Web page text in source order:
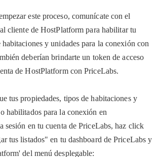
este proceso, comunícate con el
cliente de HostPlatform para habilitar tu
y unidades para la conexión con
deberían brindarte un token de acceso
de HostPlatform con PriceLabs.
tus propiedades, tipos de habitaciones y
habilitados para la conexión en
sesión en tu cuenta de PriceLabs, haz click
tus listados" en tu dashboard de PriceLabs y
del menú desplegable: